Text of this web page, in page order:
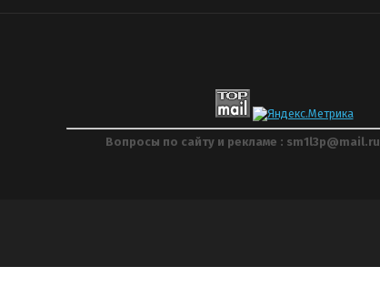
Вопросы по сайту и рекламе : sm1l3p@mail.ru